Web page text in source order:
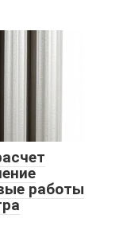
работы